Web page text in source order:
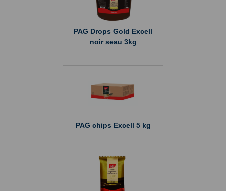
PAG Drops Gold Excell
noir seau 3kg
PAG chips Excell 5 kg